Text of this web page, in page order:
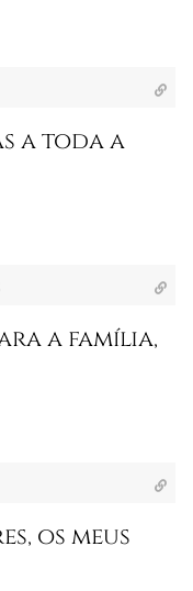
a toda a
a família,
os meus